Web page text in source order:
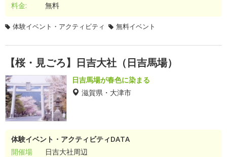
料金:
無料
体験イベント・アクティビティ 無料イベント
【桜・見ごろ】日吉大社（日吉馬場）
日吉馬場が春色に染まる
滋賀県・大津市
体験イベント・アクティビティDATA
開催場
日吉大社周辺